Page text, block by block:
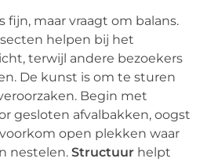
fijn, maar vraagt om balans.
helpen bij het
terwijl andere bezoekers
De kunst is om te sturen
Begin met
gesloten afvalbakken, oogst
open plekken waar
nestelen.Structuur helpt